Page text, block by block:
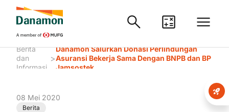
Berita
dan
Informasi
>
Danamon Salurkan Donasi Perlindungan
Asuransi Bekerja Sama Dengan BNPB dan BP
Jamsostek
08 Mei 2020
Berita